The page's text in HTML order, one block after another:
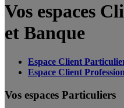
Vos espaces
et Banque
Espace Client
Espace Client
Vos espaces Particuliers